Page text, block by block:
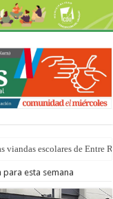
viandas escolares de Entre
para esta semana